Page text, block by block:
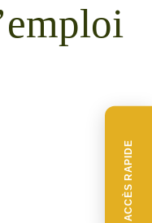
ACCÈS RAPIDE